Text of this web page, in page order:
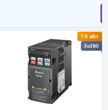
7.5 кВт
3x380